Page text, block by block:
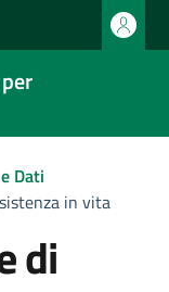
Dati
in vita
di